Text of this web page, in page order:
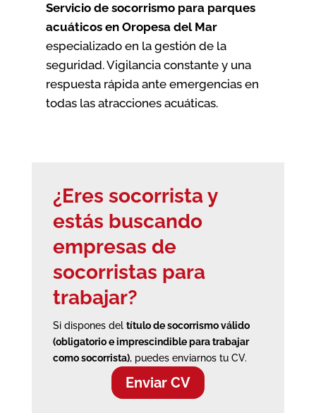
Servicio de socorrismo para parques
acuáticos en Oropesa del Mar
especializado en la gestión de la
seguridad. Vigilancia constante y una
respuesta rápida ante emergencias en
todas las atracciones acuáticas.
¿Eres socorrista y
estás buscando
empresas de
socorristas para
trabajar?
Si dispones del título de socorrismo válido
(obligatorio e imprescindible para trabajar
como socorrista), puedes enviarnos tu CV.
Enviar CV